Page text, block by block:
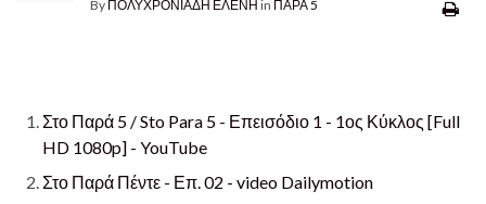
By ΠΟΛΥΧΡΟΝΙΑΔΗ ΕΛΕΝΗ in ΠΑΡΑ 5
Στο Παρά 5 / Sto Para 5 - Επεισόδιο 1 - 1ος Κύκλος [Full
HD 1080p] - YouTube
Στο Παρά Πέντε - Επ. 02 - video Dailymotion